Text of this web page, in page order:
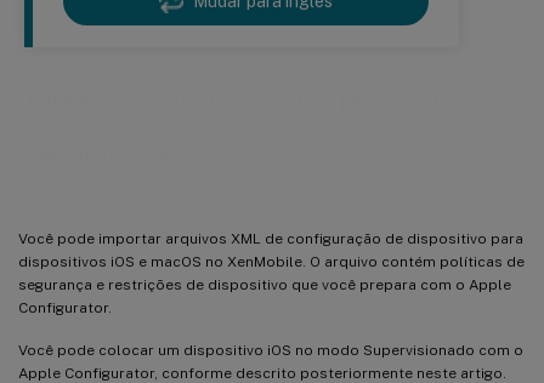
Você pode importar arquivos XML de configuração de dispositivo para
dispositivos iOS e macOS no XenMobile. O arquivo contém políticas de
segurança e restrições de dispositivo que você prepara com o Apple
Configurator.
Você pode colocar um dispositivo iOS no modo Supervisionado com o
Apple Configurator, conforme descrito posteriormente neste artigo.